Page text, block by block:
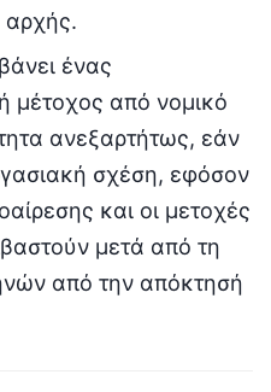
αρχής.
ένας
μέτοχος από νομικό
ανεξαρτήτως, εάν
σχέση, εφόσον
και οι μετοχές
μετά από τη
από την απόκτησή